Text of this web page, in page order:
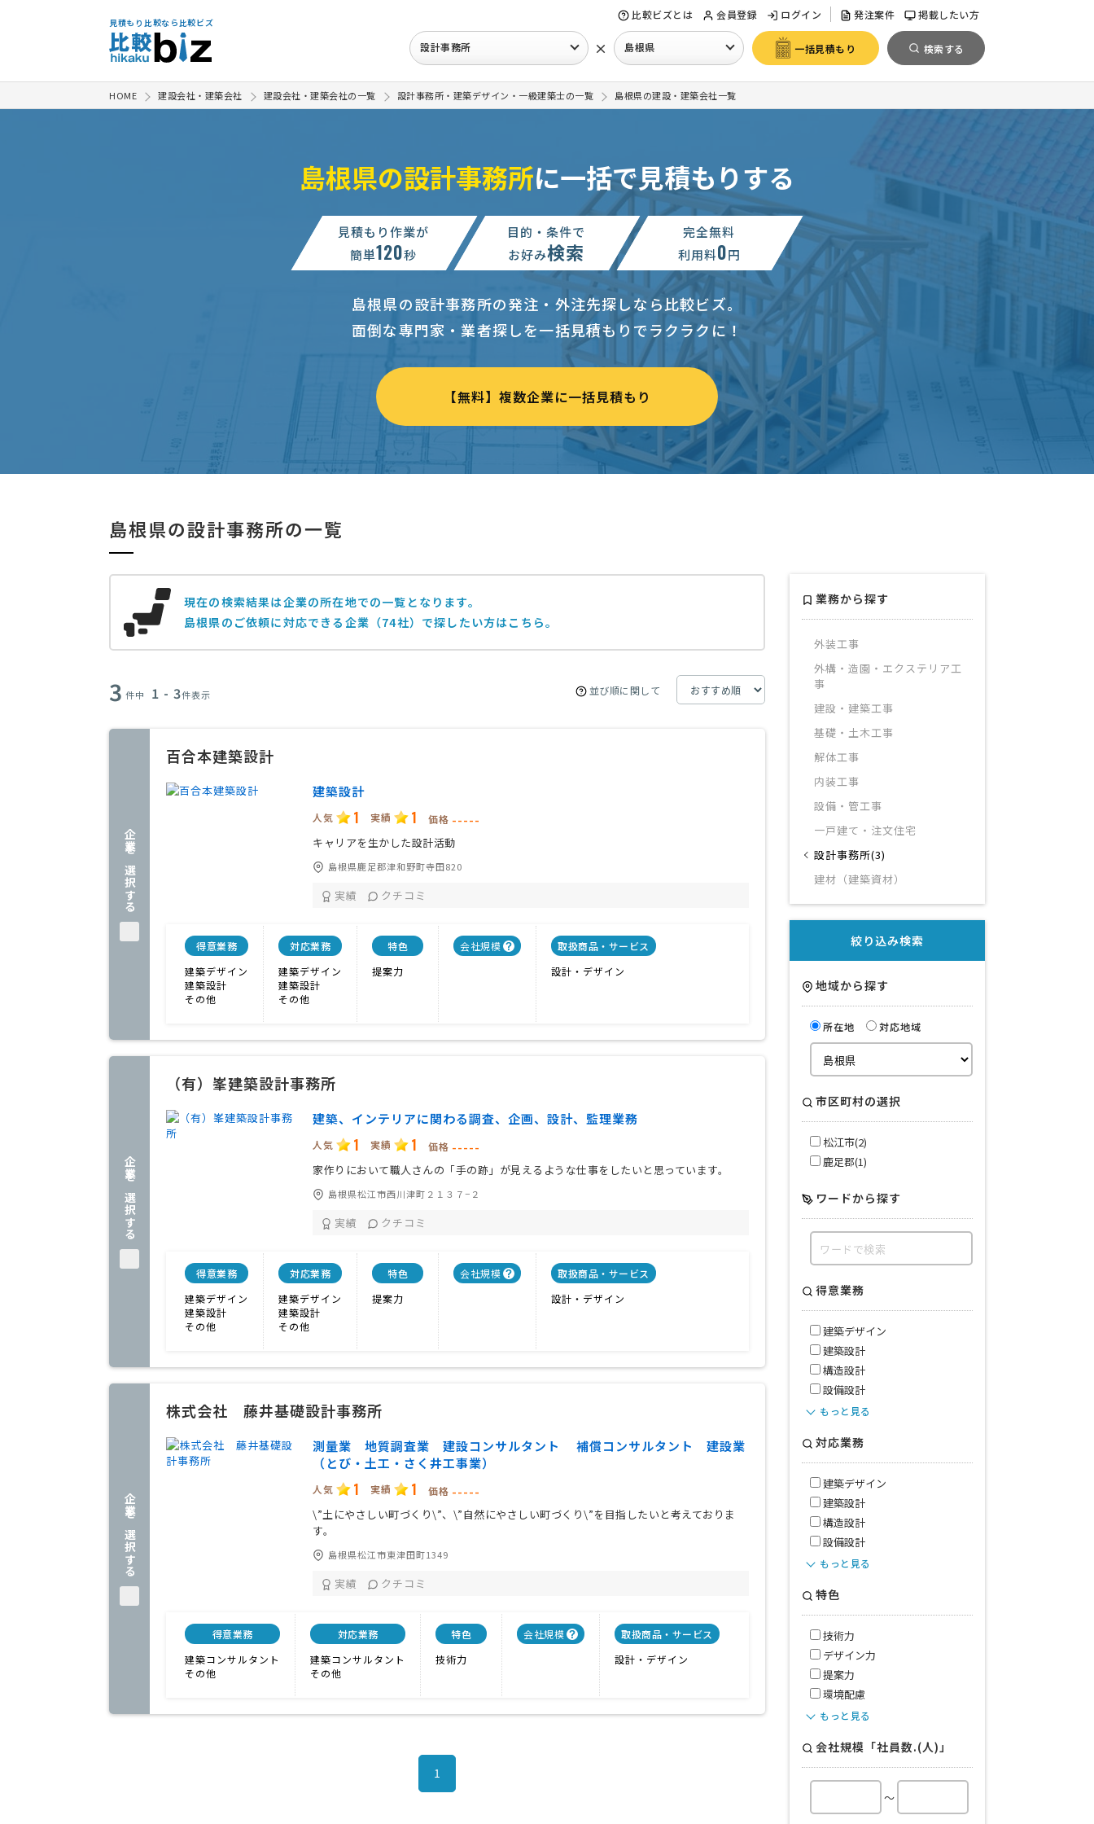
見積もり比較なら比較ビズ
比較ビズとは 会員登録 ログイン 発注案件 掲載したい方
設計事務所 × 島根県 一括見積もり 検索する
HOME 建設会社・建築会社 建設会社・建築会社の一覧 設計事務所・建築デザイン・一級建築士の一覧 島根県の建設・建築会社一覧
島根県の設計事務所に一括で見積もりする
見積もり作業が
簡単120秒
目的・条件で
お好み検索
完全無料
利用料0円
島根県の設計事務所の発注・外注先探しなら比較ビズ。
面倒な専門家・業者探しを一括見積もりでラクラクに！
【無料】複数企業に一括見積もり
島根県の設計事務所の一覧
現在の検索結果は企業の所在地での一覧となります。
島根県のご依頼に対応できる企業（74社）で探したい方はこちら。
3 件中 1 - 3件表示 並び順に関して
企業を選択する
百合本建築設計
建築設計
人気 1 実績 1 価格 -----
キャリアを生かした設計活動
島根県鹿足郡津和野町寺田820
実績 クチコミ
得意業務
建築デザイン
建築設計
その他
対応業務
建築デザイン
建築設計
その他
特色
提案力
会社規模
取扱商品・サービス
設計・デザイン
企業を選択する
（有）峯建築設計事務所
建築、インテリアに関わる調査、企画、設計、監理業務
人気 1 実績 1 価格 -----
家作りにおいて職人さんの「手の跡」が見えるような仕事をしたいと思っています。
島根県松江市西川津町２１３７−２
実績 クチコミ
得意業務
建築デザイン
建築設計
その他
対応業務
建築デザイン
建築設計
その他
特色
提案力
会社規模
取扱商品・サービス
設計・デザイン
企業を選択する
株式会社 藤井基礎設計事務所
測量業 地質調査業 建設コンサルタント 補償コンサルタント 建設業
（とび・土工・さく井工事業）
人気 1 実績 1 価格 -----
\”土にやさしい町づくり\”、\”自然にやさしい町づくり\”を目指したいと考えておりま
す。
島根県松江市東津田町1349
実績 クチコミ
得意業務
建築コンサルタント
その他
対応業務
建築コンサルタント
その他
特色
技術力
会社規模
取扱商品・サービス
設計・デザイン
1
業務から探す
外装工事
外構・造園・エクステリア工
事
建設・建築工事
基礎・土木工事
解体工事
内装工事
設備・管工事
一戸建て・注文住宅
設計事務所(3)
建材（建築資材）
絞り込み検索
地域から探す
所在地 対応地域
市区町村の選択
松江市(2)
鹿足郡(1)
ワードから探す
得意業務
建築デザイン
建築設計
構造設計
設備設計
もっと見る
対応業務
建築デザイン
建築設計
構造設計
設備設計
もっと見る
特色
技術力
デザイン力
提案力
環境配慮
もっと見る
会社規模「社員数.(人)」
～